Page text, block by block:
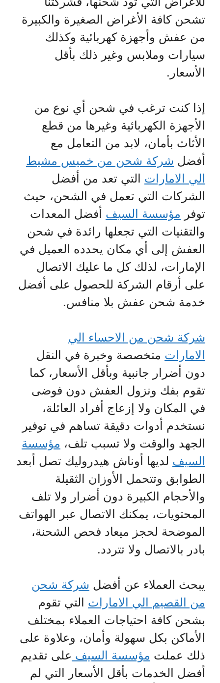
تشحن كافة الأغراض الصغيرة والكبيرة
من عفش وأجهزة كهربائية وكذلك
سيارات وملابس وغير ذلك بأقل
الأسعار.
إذا كنت ترغب في شحن أي نوع من
الأجهزة الكهربائية وغيرها من قطع
الأثاث بأمان، لابد من التعامل مع
أفضل شركة شحن من خميس مشيط
الي الامارات التي تعد من أفضل
الشركات التي تعمل في الشحن، حيث
توفر مؤسسة السيف أفضل المعدات
والتقنيات التي تجعلها رائدة في شحن
العفش إلى أي مكان يحدده العميل في
الإمارات، لذلك كل ما عليك الاتصال
على أرقام الشركة للحصول على أفضل
خدمة شحن عفش بلا منافس.
شركة شحن من الاحساء الي
الامارات متخصصة وخبرة في النقل
دون أضرار جانبية وبأقل الأسعار، كما
تقوم بفك ونزول العفش دون فوضى
في المكان ولا إزعاج أفراد العائلة،
نستخدم أدوات دقيقة تساهم في توفير
الجهد والوقت ولا تسبب تلف، مؤسسة
السيف لديها أوناش هيدروليك تصل أبعد
الطوابق وتتحمل الأوزان الثقيلة
والأحجام الكبيرة دون أضرار ولا تلف
المحتويات، يمكنك الاتصال عبر الهواتف
الموضحة لحجز ميعاد فحص الشحنة،
بادر بالاتصال ولا تتردد.
يبحث العملاء عن أفضل شركة شحن
من القصيم الي الامارات التي تقوم
بشحن كافة احتياجات العملاء بمختلف
الأماكن بكل سهولة وأمان، وعلاوة على
ذلك عملت مؤسسة السيف على تقديم
أفضل الخدمات بأقل الأسعار التي لم